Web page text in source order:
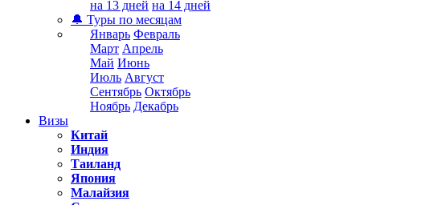
на 13 дней на 14 дней
🔔 Туры по месяцам
Январь Февраль
Март Апрель
Май Июнь
Июль Август
Сентябрь Октябрь
Ноябрь Декабрь
Визы
Китай
Индия
Таиланд
Япония
Малайзия